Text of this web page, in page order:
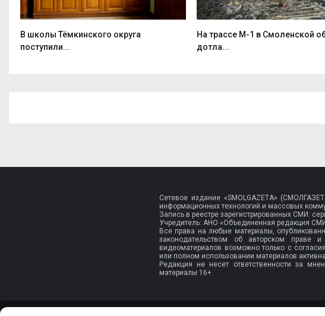
В школы Тёмкинского округа
поступили...
На трассе М-1 в Смоленской
дотла...
Сетевое издание «SMOLGAZETA»
информационных технологий и массовых
Запись в реестре зарегистрированных СМИ:
Учредитель: АНО «Объединенная редакция
Все права на любые материалы,
законодательством об авторском праве
видеоматериалов возможно только с
или полном использовании материалов
Редакция не несет ответственности за
материалы 16+.